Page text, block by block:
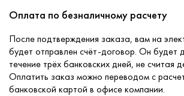
Оплата по безналичному расчету
После подтверждения заказа, вам на
будет отправлен счёт-договор. Он будет
течение трёх банковских дней, не считая
Оплатить заказ можно переводом с
банковской картой в офисе компании.